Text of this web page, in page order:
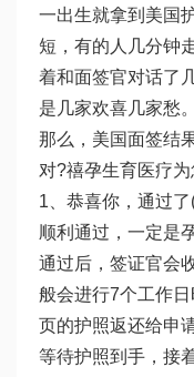
一出生就拿到美国
短，有的人几分钟
着和面签官对话了
是几家欢喜几家愁。
那么，美国面签结
对?禧孕生育医疗为
1、恭喜你，通过
顺利通过，一定是
通过后，签证官会
般会进行7个工作
页的护照返还给申
等待护照到手，接